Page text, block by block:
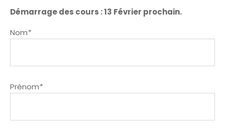
Démarrage des cours : 13 Février prochain.
Nom*
Prénom*